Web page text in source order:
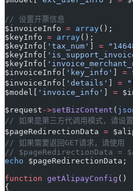
// 设置开票信息
$invoiceInfo = array();
$keyInfo = array();
$keyInfo[
'tax_num' =
$keyInfo[
$keyInfo[
$invoiceInfo[
'key_info' =
$invoiceInfo[
'details' =
$model[
'invoice_info' =
$request ->setBizContent (
// 如果是第三方代调用模式，请设
$pageRedirectionData =
// 如果需要返回GET请求，请使用
// $pageRedirectionData =
echo $pageRedirectionData;
function getAlipayConfig ()
{